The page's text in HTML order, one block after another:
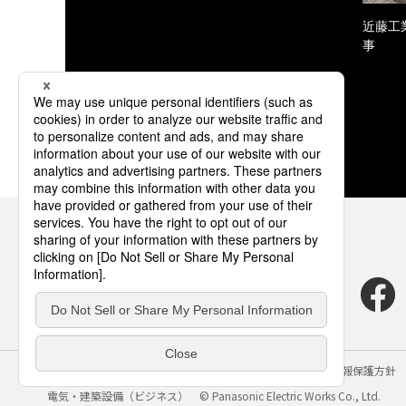
近藤工
事
サイトのご利用にあたって クッキーポリシー
個人情報保護方針
電気・建築設備（ビジネス）
© Panasonic Electric Works Co., Ltd.